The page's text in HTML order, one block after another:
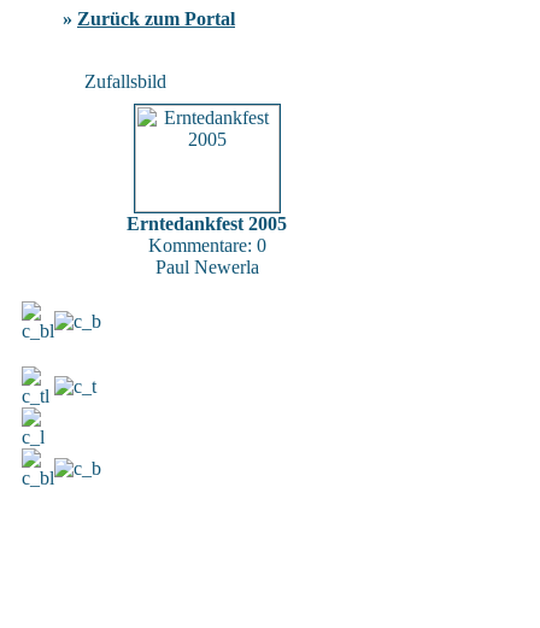
» Zurück zum Portal
Zufallsbild
Erntedankfest 2005
Kommentare: 0
Paul Newerla